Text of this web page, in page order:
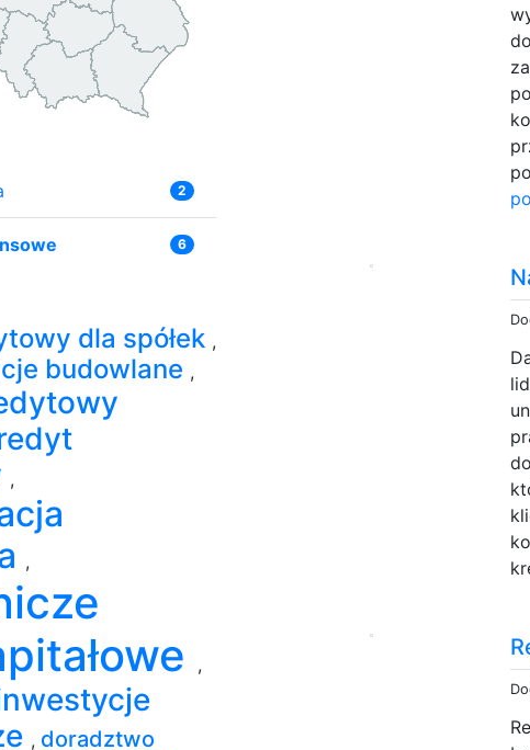
2
6
dla spółek ,
budowlane ,
,
,
,
, doradztwo